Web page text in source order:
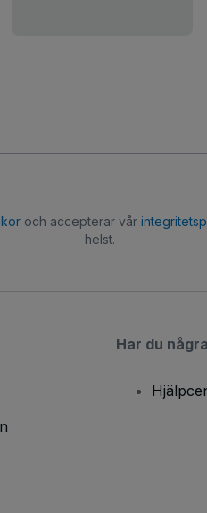
och accepterar vår
helst.
Har du